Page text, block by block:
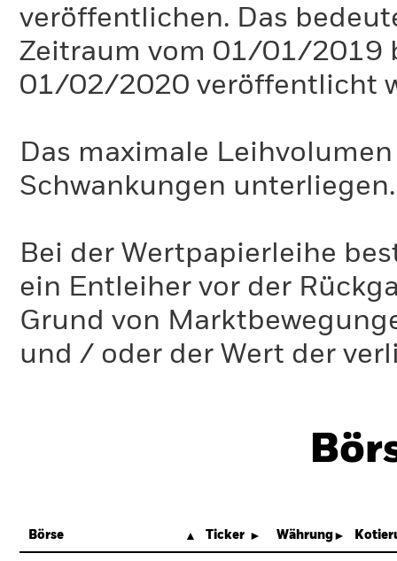
veröffentlichen. Das
Zeitraum vom 01/01/2019
01/02/2020 veröffentlicht
Das maximale
Schwankungen unterliegen.
Bei der Wertpapierleihe
ein Entleiher vor der
Grund von
und / oder der Wert der
Börse Ticker Währung